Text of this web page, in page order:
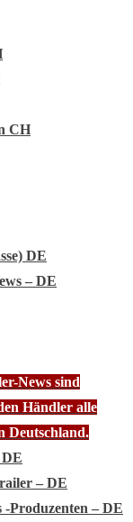
CH
DE
– DE
News sind
Händler alle
Deutschland.
– DE
Produzenten – DE